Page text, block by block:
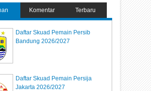
Komentar Terbaru
Daftar Skuad Pemain Persib
Bandung 2026/2027
Daftar Skuad Pemain Persija
Jakarta 2026/2027